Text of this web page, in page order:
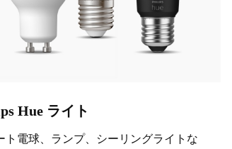
Hue ライト
ト電球、ランプ、シーリングライトな